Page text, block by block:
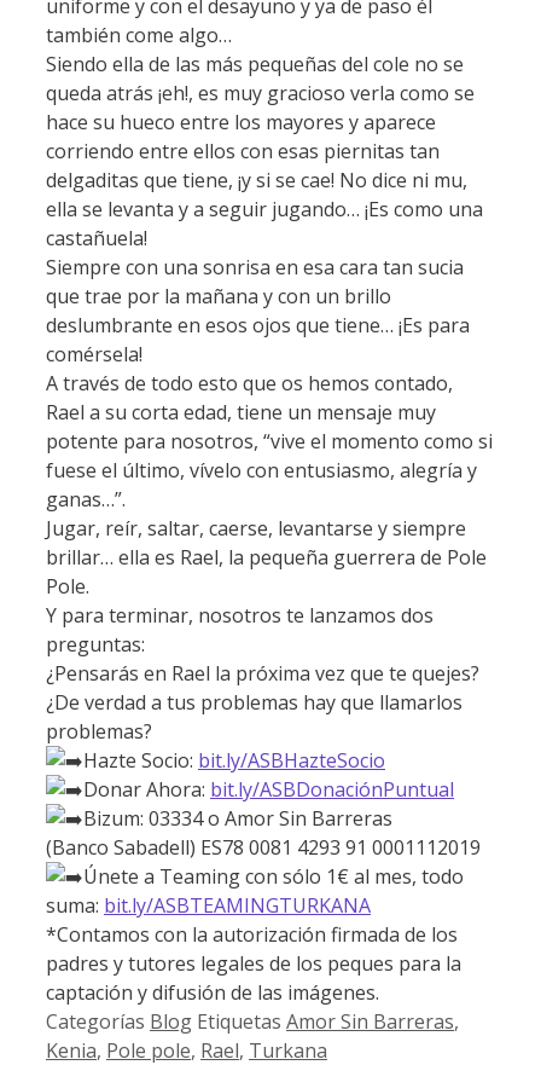
uniforme y con el desayuno y ya de paso él
también come algo…
Siendo ella de las más pequeñas del cole no se
queda atrás ¡eh!, es muy gracioso verla como se
hace su hueco entre los mayores y aparece
corriendo entre ellos con esas piernitas tan
delgaditas que tiene, ¡y si se cae! No dice ni mu,
ella se levanta y a seguir jugando… ¡Es como una
castañuela!
Siempre con una sonrisa en esa cara tan sucia
que trae por la mañana y con un brillo
deslumbrante en esos ojos que tiene… ¡Es para
comérsela!
A través de todo esto que os hemos contado,
Rael a su corta edad, tiene un mensaje muy
potente para nosotros, “vive el momento como si
fuese el último, vívelo con entusiasmo, alegría y
ganas…”.
Jugar, reír, saltar, caerse, levantarse y siempre
brillar… ella es Rael, la pequeña guerrera de Pole
Pole.
Y para terminar, nosotros te lanzamos dos
preguntas:
¿Pensarás en Rael la próxima vez que te quejes?
¿De verdad a tus problemas hay que llamarlos
problemas?
Hazte Socio: bit.ly/ASBHazteSocio
Donar Ahora: bit.ly/ASBDonaciónPuntual
Bizum: 03334 o Amor Sin Barreras
(Banco Sabadell) ES78 0081 4293 91 0001112019
Únete a Teaming con sólo 1€ al mes, todo
suma: bit.ly/ASBTEAMINGTURKANA
*Contamos con la autorización firmada de los
padres y tutores legales de los peques para la
captación y difusión de las imágenes.
Categorías Blog Etiquetas Amor Sin Barreras,
Kenia, Pole pole, Rael, Turkana